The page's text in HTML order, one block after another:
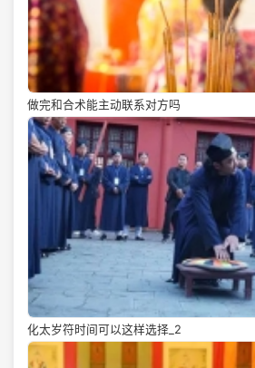
做完和合术能主动联系对方吗
化太岁符时间可以这样选择_2